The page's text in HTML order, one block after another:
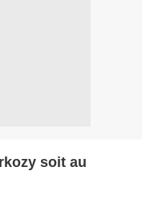
soit au